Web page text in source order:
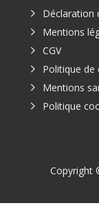
Déclaration
Mentions
CGV
Politique de
Mentions
Politique
Copyright